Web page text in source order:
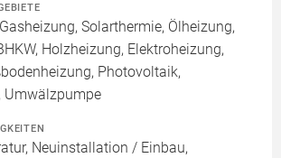
Solarthermie, Ölheizung,
Holzheizung, Elektroheizung,
Photovoltaik,
Umwälzpumpe
Neuinstallation / Einbau,